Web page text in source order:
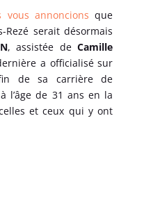
vous annoncions que
Rezé serait désormais
, assistée deCamille
a officialisé sur
de sa carrière de
l’âge de 31 ans en la
et ceux qui y ont